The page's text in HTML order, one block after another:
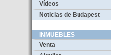
Vídeos
Noticias de Budapest
INMUEBLES
Venta